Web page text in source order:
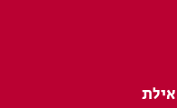
אילת